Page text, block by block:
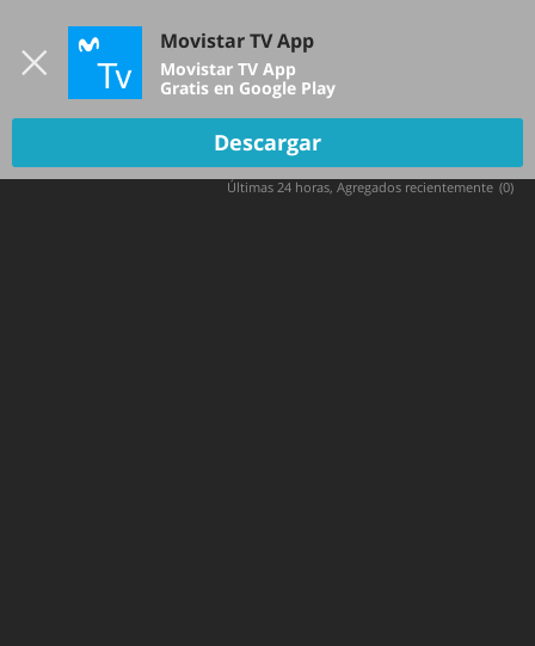
Replay ESPN 2 HD
Últimas 24 horas Agregados recientemente (0)
Movistar TV App
Movistar TV App
Gratis en Google Play
Descargar